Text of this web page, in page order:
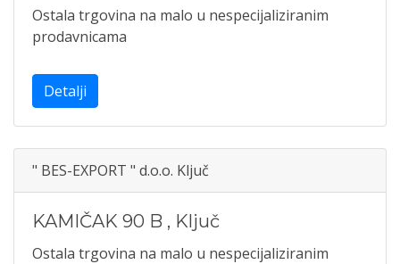
Ostala trgovina na malo u nespecijaliziranim
prodavnicama
Detalji
" BES-EXPORT " d.o.o. Ključ
KAMIČAK 90 B , Ključ
Ostala trgovina na malo u nespecijaliziranim